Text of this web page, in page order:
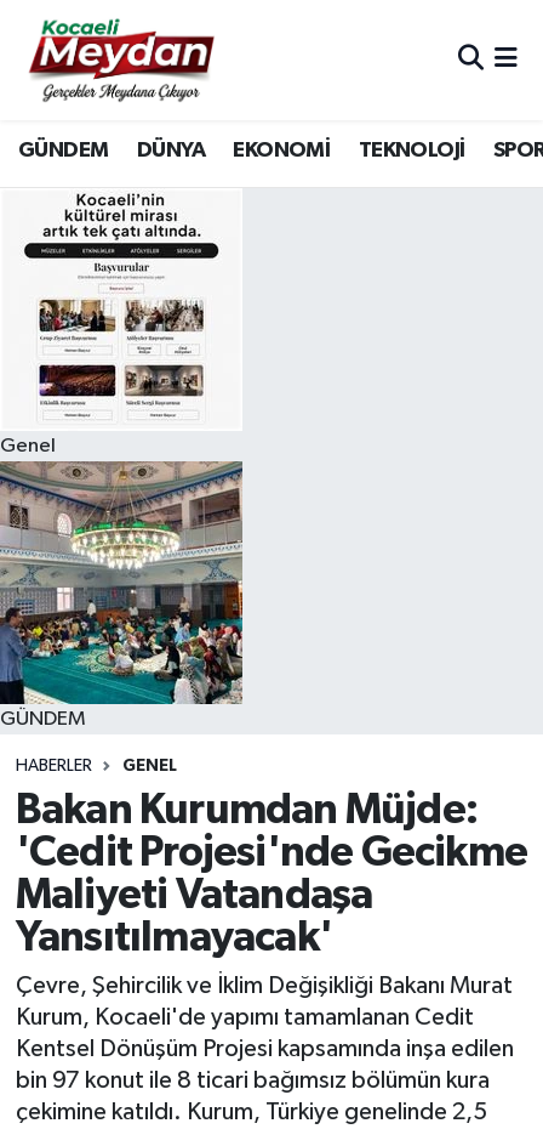
GÜNDEM DÜNYA EKONOMİ TEKNOLOJİ
Genel
GÜNDEM
HABERLER GENEL
Bakan Kurumdan Müjde:
'Cedit Projesi'nde Gecikme
Maliyeti Vatandaşa
Yansıtılmayacak'
Çevre, Şehircilik ve İklim Değişikliği Bakanı Murat
Kurum, Kocaeli'de yapımı tamamlanan Cedit
Kentsel Dönüşüm Projesi kapsamında inşa edilen
bin 97 konut ile 8 ticari bağımsız bölümün kura
çekimine katıldı. Kurum, Türkiye genelinde 2,5
Nöbetçi Eczaneler
Hava Durumu
Trafik Durumu
Süper Lig Puan Durumu ve Fikstür
Tüm Manşetler
Son Dakika Haberleri
Haber Arşivi